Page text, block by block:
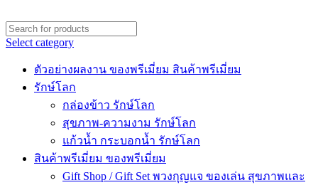
Select category
ตัวอย่างผลงาน ของพรีเมี่ยม สินค้าพรีเมี่ยม
รักษ์โลก
กล่องข้าว รักษ์โลก
สุขภาพ-ความงาม รักษ์โลก
แก้วน้ำ กระบอกน้ำ รักษ์โลก
สินค้าพรีเมี่ยม ของพรีเมี่ยม
Gift Shop / Gift Set พวงกุญแจ ของเล่น สุขภาพและ